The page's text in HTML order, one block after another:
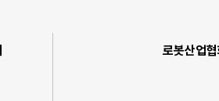
로봇산업협